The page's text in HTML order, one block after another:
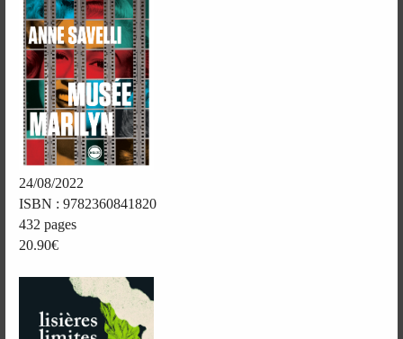
24/08/2022
ISBN : 9782360841820
432 pages
20.90€